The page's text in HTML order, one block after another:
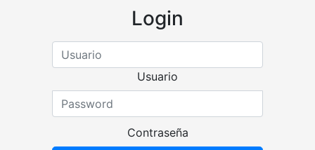
Login
Usuario
Contraseña